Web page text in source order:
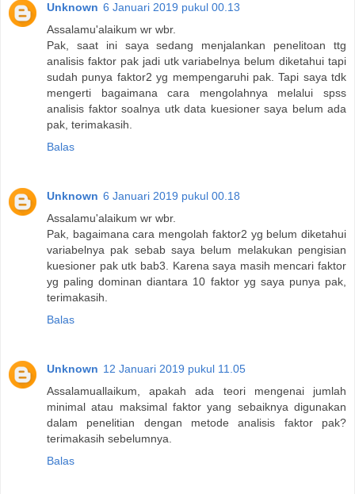
Unknown 6 Januari 2019 pukul 00.13
Assalamu'alaikum wr wbr.
Pak, saat ini saya sedang menjalankan penelitoan ttg
analisis faktor pak jadi utk variabelnya belum diketahui tapi
sudah punya faktor2 yg mempengaruhi pak. Tapi saya tdk
mengerti bagaimana cara mengolahnya melalui spss
analisis faktor soalnya utk data kuesioner saya belum ada
pak, terimakasih.
Balas
Unknown 6 Januari 2019 pukul 00.18
Assalamu'alaikum wr wbr.
Pak, bagaimana cara mengolah faktor2 yg belum diketahui
variabelnya pak sebab saya belum melakukan pengisian
kuesioner pak utk bab3. Karena saya masih mencari faktor
yg paling dominan diantara 10 faktor yg saya punya pak,
terimakasih.
Balas
Unknown 12 Januari 2019 pukul 11.05
Assalamuallaikum, apakah ada teori mengenai jumlah
minimal atau maksimal faktor yang sebaiknya digunakan
dalam penelitian dengan metode analisis faktor pak?
terimakasih sebelumnya.
Balas